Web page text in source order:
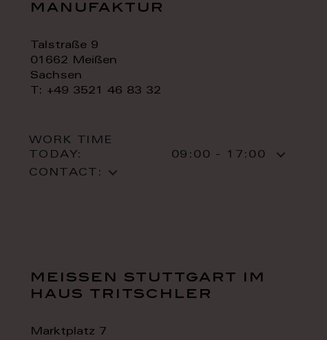
manufaktur
Talstraße 9
01662 Meißen
Sachsen
T: +49 3521 46 83 32
WORK TIME
TODAY:
09:00 - 17:00
CONTACT:
meissen stuttgart im
haus tritschler
Marktplatz 7